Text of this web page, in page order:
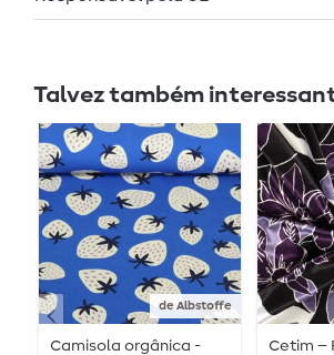
Talvez também
de Albstoffe
Camisola orgânica -
Cetim –